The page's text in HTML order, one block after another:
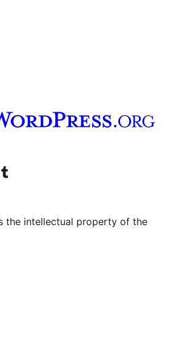
आमच्या टंबलर खात्याला भेट द्या.
the intellectual property of the